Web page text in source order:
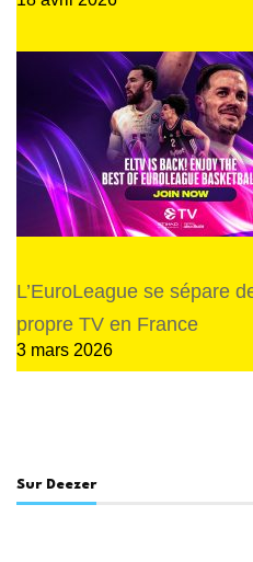
L’EuroLeague se sépare
propre TV en France
3 mars 2026
Sur Deezer